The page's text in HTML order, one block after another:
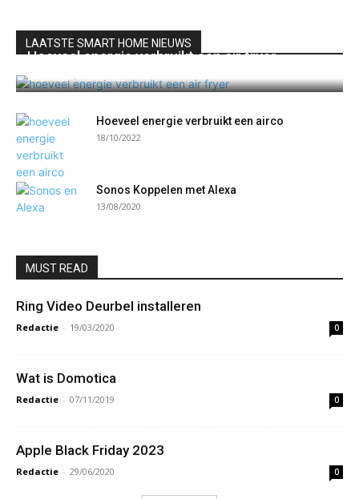
LAATSTE SMART HOME NIEUWS
Hoeveel energie verbruikt een air fryer
Redactie - 15/11/2022 0
Hoeveel energie verbruikt een airco
18/10/2022
Sonos Koppelen met Alexa
13/08/2020
MUST READ
Ring Video Deurbel installeren
Redactie - 19/03/2020 0
Wat is Domotica
Redactie - 07/11/2019 0
Apple Black Friday 2023
Redactie - 29/06/2020 0